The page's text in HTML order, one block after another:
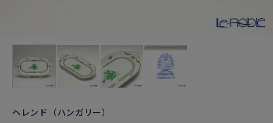
ヘレンド（ハンガリー）